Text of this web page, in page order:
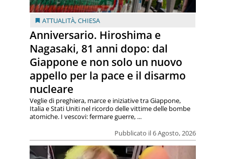
ATTUALITÀ,CHIESA
Anniversario. Hiroshima e
Nagasaki, 81 anni dopo: dal
Giappone e non solo un nuovo
appello per la pace e il disarmo
nucleare
Pubblicato il 6 Agosto, 2026
Veglie di preghiera, marce e iniziative tra Giappone,
Italia e Stati Uniti nel ricordo delle vittime delle bombe
atomiche. I vescovi: fermare guerre, ...